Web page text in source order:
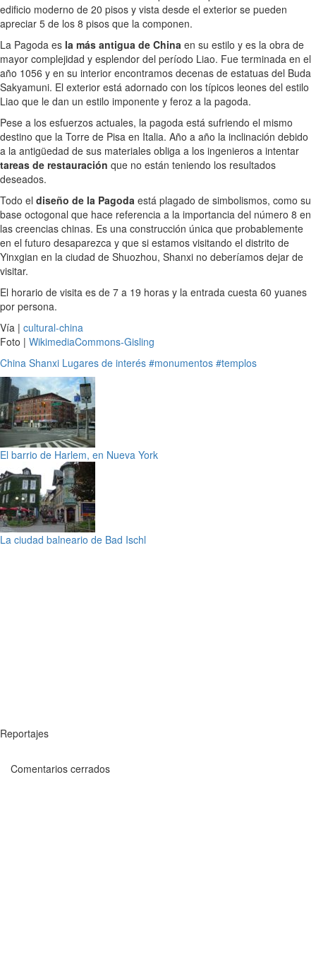
edificio moderno de 20 pisos y vista desde el exterior se pueden
apreciar 5 de los 8 pisos que la componen.
La Pagoda es la más antigua de China en su estilo y es la obra de
mayor complejidad y esplendor del período Liao. Fue terminada en el
año 1056 y en su interior encontramos decenas de estatuas del Buda
Sakyamuni. El exterior está adornado con los típicos leones del estilo
Liao que le dan un estilo imponente y feroz a la pagoda.
Pese a los esfuerzos actuales, la pagoda está sufriendo el mismo
destino que la Torre de Pisa en Italia. Año a año la inclinación debido
a la antigüedad de sus materiales obliga a los ingenieros a intentar
tareas de restauración que no están teniendo los resultados
deseados.
Todo el diseño de la Pagoda está plagado de simbolismos, como su
base octogonal que hace referencia a la importancia del número 8 en
las creencias chinas. Es una construcción única que probablemente
en el futuro desaparezca y que si estamos visitando el distrito de
Yinxgian en la ciudad de Shuozhou, Shanxi no deberíamos dejar de
visitar.
El horario de visita es de 7 a 19 horas y la entrada cuesta 60 yuanes
por persona.
Vía | cultural-china
Foto | WikimediaCommons-Gisling
China Shanxi Lugares de interés #monumentos #templos
El barrio de Harlem, en Nueva York
La ciudad balneario de Bad Ischl
Reportajes
Comentarios cerrados